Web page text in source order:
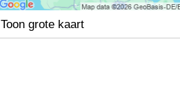
Toon grote kaart